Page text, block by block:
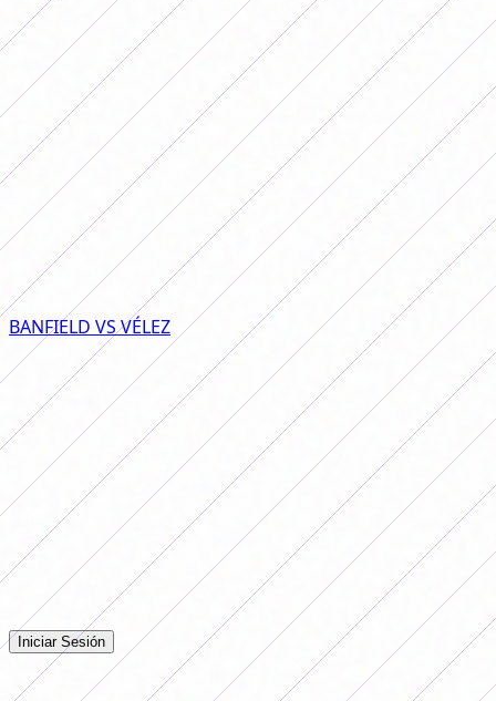
PorRedacción FutFemGol 15 de setembro de 2025
Baixe neste link todas as fotos da
partida: BANFIELD VS VÉLEZ Lembre-se
de marcar @futfemgol e
@ph.juanecannataro! Fazemos esse
trabalho com muito esforço & #x1f49c;
Baixe todas as fotos do jogo neste link:
BANFIELD VS VÉLEZ
Lembre-se de marcar @futfemgol e
@ph.juanecannataro!
Fazemos esse trabalho com muito esforço
Comentarios
Iniciá sesión para dejar tu comentario en la nota.
Iniciar Sesión
Todavía no hay comentarios. ¡Sé el primero en opinar!